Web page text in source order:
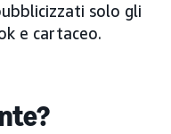
solo gli
e cartaceo.